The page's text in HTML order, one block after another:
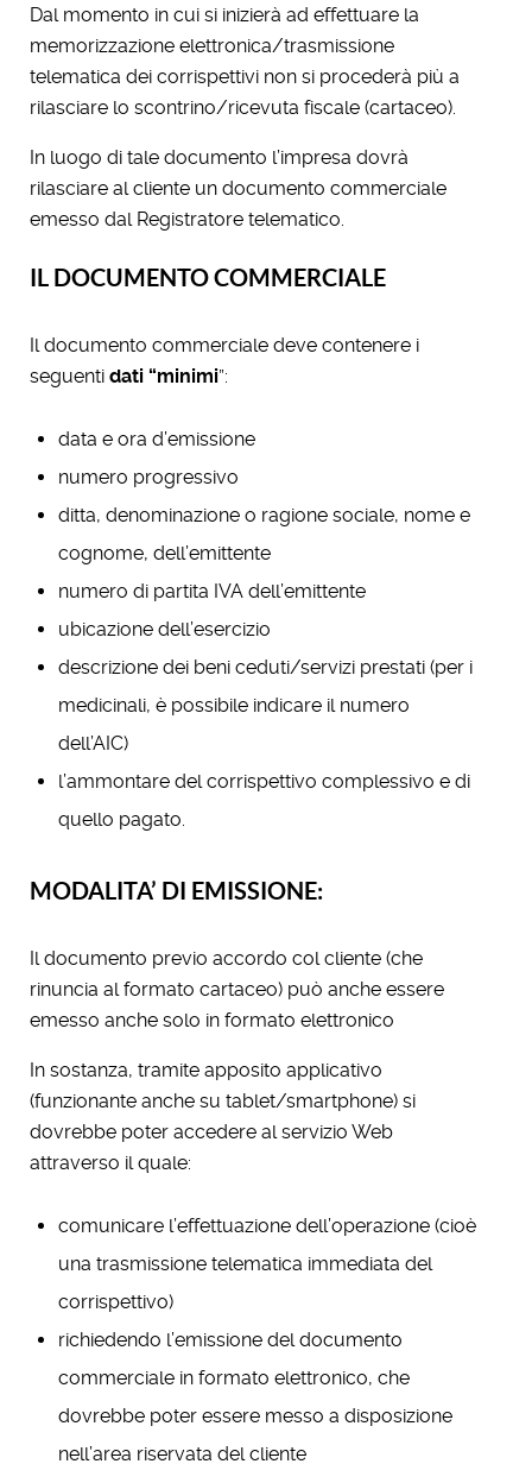
Dal momento in cui si inizierà ad effettuare la
memorizzazione elettronica/trasmissione
telematica dei corrispettivi non si procederà più a
rilasciare lo scontrino/ricevuta fiscale (cartaceo).
In luogo di tale documento l’impresa dovrà
rilasciare al cliente un documento commerciale
emesso dal Registratore telematico.
IL DOCUMENTO COMMERCIALE
Il documento commerciale deve contenere i
seguenti dati “minimi”:
data e ora d’emissione
numero progressivo
ditta, denominazione o ragione sociale, nome e
cognome, dell’emittente
numero di partita IVA dell’emittente
ubicazione dell’esercizio
descrizione dei beni ceduti/servizi prestati (per i
medicinali, è possibile indicare il numero
dell’AIC)
l’ammontare del corrispettivo complessivo e di
quello pagato.
MODALITA’ DI EMISSIONE:
Il documento previo accordo col cliente (che
rinuncia al formato cartaceo) può anche essere
emesso anche solo in formato elettronico
In sostanza, tramite apposito applicativo
(funzionante anche su tablet/smartphone) si
dovrebbe poter accedere al servizio Web
attraverso il quale:
comunicare l’effettuazione dell’operazione (cioè
una trasmissione telematica immediata del
corrispettivo)
richiedendo l’emissione del documento
commerciale in formato elettronico, che
dovrebbe poter essere messo a disposizione
nell’area riservata del cliente